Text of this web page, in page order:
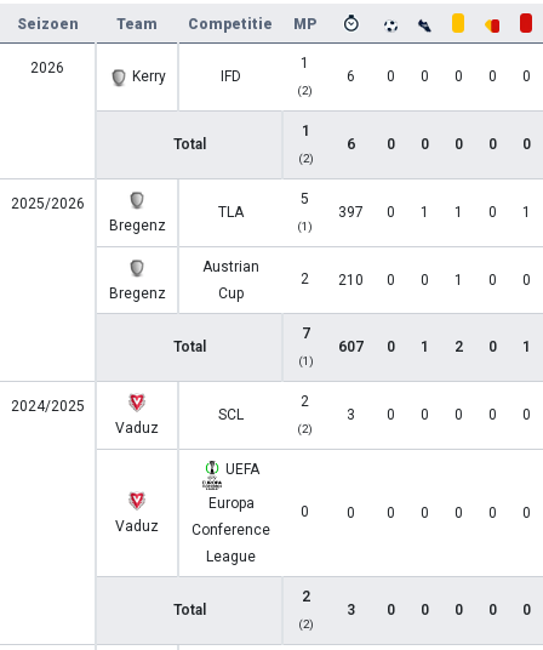
Seizoen Team Competitie MP
2026 Kerry IFD
1
(2)
6 0 0 0 0 0
Total
1
(2)
6 0 0 0 0 0
2025/2026
Bregenz
TLA
5
(1)
397 0 1 1 0 1
Bregenz
Austrian
Cup
2 210 0 0 1 0 0
Total
7
(1)
607 0 1 2 0 1
2024/2025
Vaduz
SCL
2
(2)
3 0 0 0 0 0
Vaduz
UEFA
Europa
Conference
League
0 0 0 0 0 0 0
Total
2
(2)
3 0 0 0 0 0